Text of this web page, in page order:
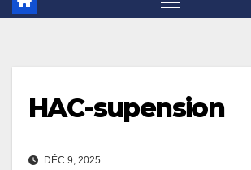
HAC-supension
DÉC 9, 2025